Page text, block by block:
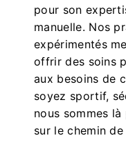
pour son
manuelle. Nos
expérimentés
offrir des soins
aux besoins de
soyez sportif,
nous sommes
sur le chemin